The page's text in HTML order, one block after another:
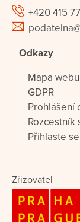
+420 415
Odkazy
Mapa webu
GDPR
Prohlášení
Rozcestník
Přihlaste
Zřizovatel